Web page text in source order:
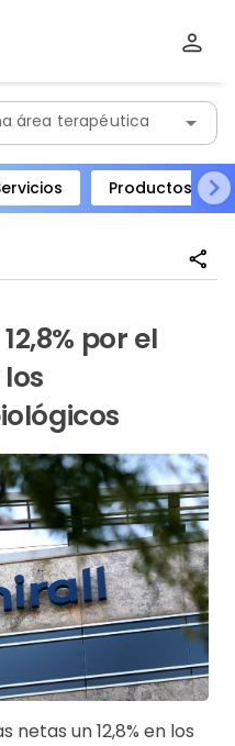
área terapéutica arrow_drop_down
Productos
share
por el
un 12,8% en los